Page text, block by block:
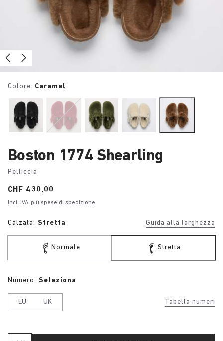
Colore: Caramel
Boston 1774 Shearling
Pelliccia
Price:
CHF 430,00
incl. IVA più spese di spedizione
Calzata: Stretta Guida alla larghezza
Normale Stretta
Tabella numeri
Numero: Seleziona
EU UK